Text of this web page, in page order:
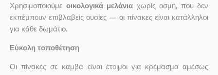
Χρησιμοποιούμεοικολογικά μελάνια χωρίς οσμή, που δεν
εκπέμπουν επιβλαβείς ουσίες — οι πίνακες είναι κατάλληλοι
για κάθε δωμάτιο.
Εύκολη τοποθέτηση
Οι πίνακες σε καμβά είναι έτοιμοι για κρέμασμα αμέσως